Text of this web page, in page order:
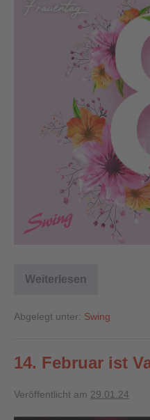
Weiterlesen
Abgelegt unter: Swing
14. Februar ist
Veröffentlicht am 29.01.24